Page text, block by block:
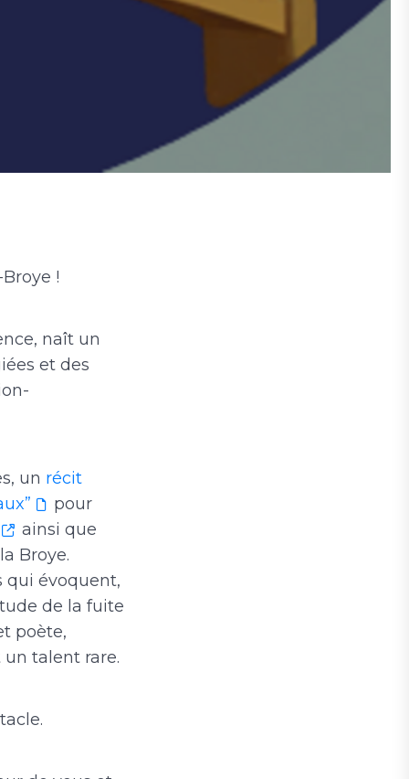
!
naît un
et des
un récit
pour
ainsi que
Broye.
qui évoquent,
de la fuite
poète,
un talent rare.